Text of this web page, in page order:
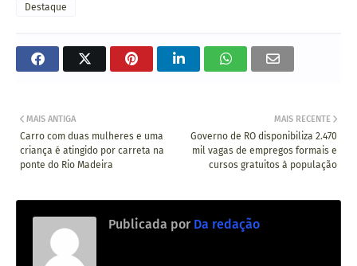
Destaque
MAIS RECENTE
Governo de RO disponibiliza 2.470
mil vagas de empregos formais e
cursos gratuitos à população
MAIS ANTIGA
Carro com duas mulheres e uma
criança é atingido por carreta na
ponte do Rio Madeira
Publicada por Da redação